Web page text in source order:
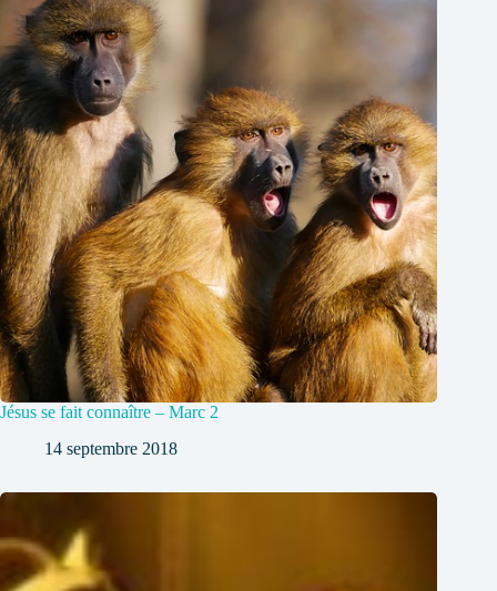
Jésus se fait connaître – Marc 2
14 septembre 2018